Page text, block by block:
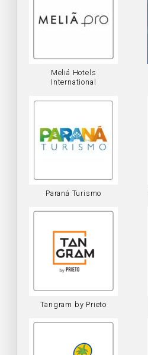
Meliá Hotels
International
Paraná Turismo
Tangram by Prieto